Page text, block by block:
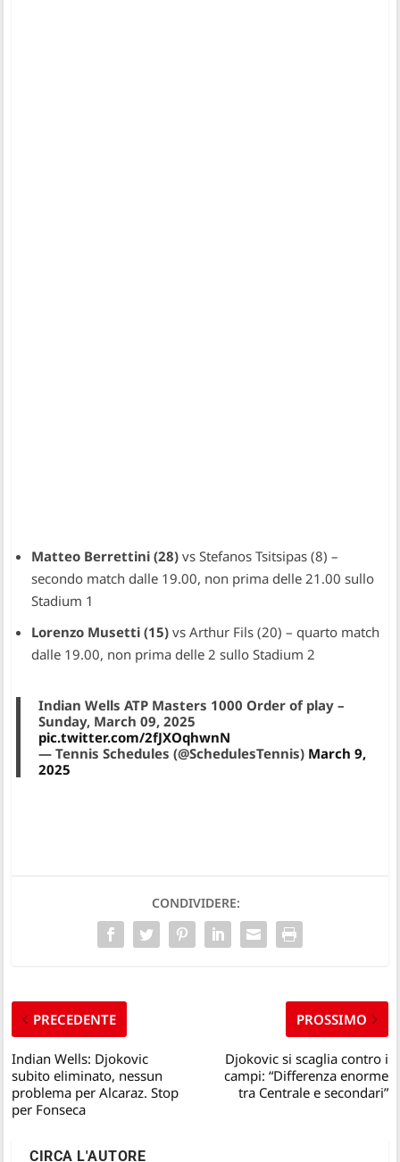
Matteo Berrettini (28) vs Stefanos Tsitsipas (8) –
secondo match dalle 19.00, non prima delle 21.00 sullo
Stadium 1
Lorenzo Musetti (15) vs Arthur Fils (20) – quarto match
dalle 19.00, non prima delle 2 sullo Stadium 2
Indian Wells ATP Masters 1000 Order of play –
Sunday, March 09, 2025
pic.twitter.com/2fJXOqhwnN
— Tennis Schedules (@SchedulesTennis) March 9,
2025
CONDIVIDERE:
PRECEDENTE
Indian Wells: Djokovic
subito eliminato, nessun
problema per Alcaraz. Stop
per Fonseca
PROSSIMO
Djokovic si scaglia contro i
campi: “Differenza enorme
tra Centrale e secondari”
CIRCA L'AUTORE